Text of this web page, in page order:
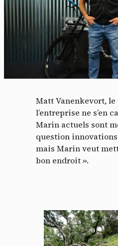
Matt Vanenkevort, le
l’entreprise ne s’en
Marin actuels sont
question
mais Marin veut
bon endroit ».